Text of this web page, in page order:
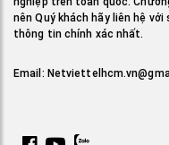
nên Quý khách hãy liên hệ
thông tin chính xác nhất.
Email: